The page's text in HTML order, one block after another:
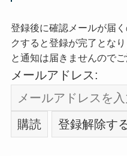
登録後に確認メールが届
クすると登録が完了とな
と通知は届きませんのでご
メールアドレス: